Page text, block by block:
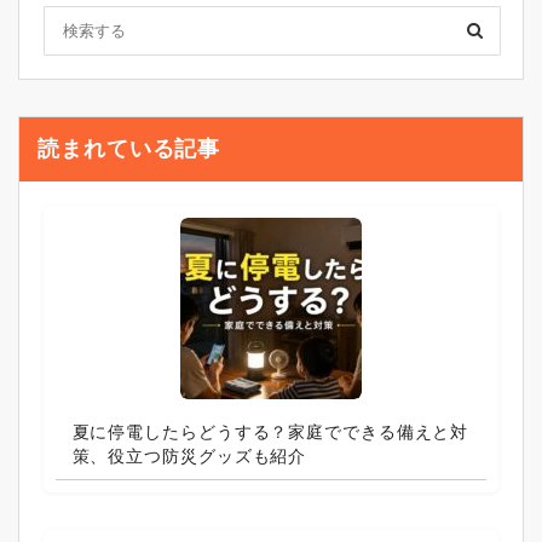
読まれている記事
夏に停電したらどうする？家庭でできる備えと対
策、役立つ防災グッズも紹介